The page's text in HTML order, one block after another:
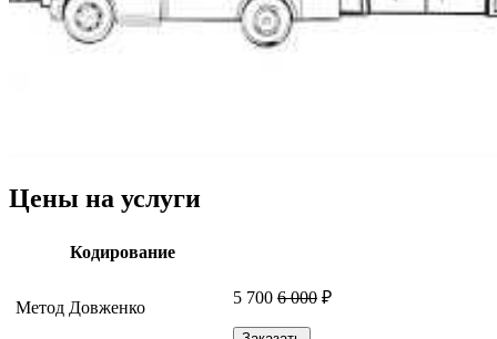
Цены на услуги
Кодирование
Метод Довженко
5 700 6 000 ₽